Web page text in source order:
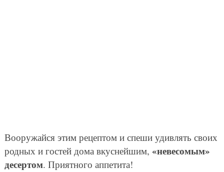
Вооружайся этим рецептом и спеши удивлять своих
родных и гостей дома вкуснейшим, «невесомым»
десертом. Приятного аппетита!